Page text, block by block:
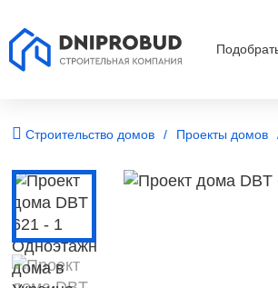
Строительство домов Проекты домов